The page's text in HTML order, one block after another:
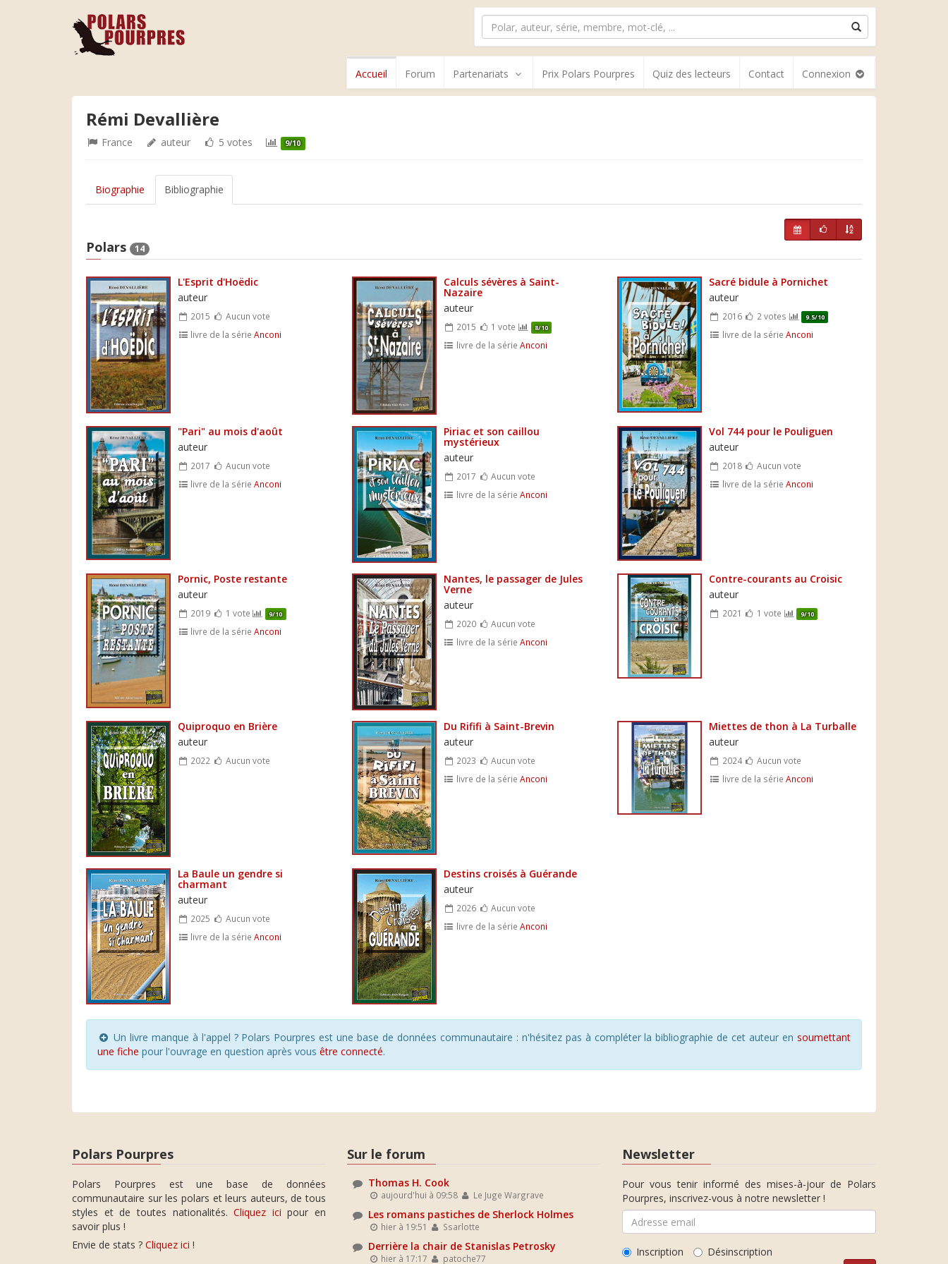
Accueil Forum Partenariats Prix Polars Pourpres Quiz des lecteurs Contact Connexion
Rémi Devallière
France auteur 5 votes 9/10
Biographie Bibliographie
Polars 14
L'Esprit d'Hoëdic
auteur
2015
Aucun vote
livre de la sérieAnconi
Calculs sévères à Saint-
Nazaire
auteur
2015 1 vote 8/10
livre de la série Anconi
Sacré bidule à Pornichet
auteur
2016 2 votes 9.5/10
livre de la série Anconi
"Pari" au mois d'août
auteur
2017
Aucun vote
livre de la sérieAnconi
Piriac et son caillou
mystérieux
auteur
2017
Aucun vote
livre de la série Anconi
Vol 744 pour le Pouliguen
auteur
2018
Aucun vote
livre de la série Anconi
Pornic, Poste restante
auteur
2019 1 vote 9/10
livre de la sérieAnconi
Nantes, le passager de Jules
Verne
auteur
2020
Aucun vote
livre de la série Anconi
Contre-courants au Croisic
auteur
2021 1 vote 9/10
Quiproquo en Brière
auteur
2022 Aucun vote
Du Rififi à Saint-Brevin
auteur
2023
Aucun vote
livre de la série Anconi
Miettes de thon à La Turballe
auteur
2024
Aucun vote
livre de la série Anconi
La Baule un gendre si
charmant
auteur
2025
Aucun vote
livre de la sérieAnconi
Destins croisés à Guérande
auteur
2026
Aucun vote
livre de la série Anconi
Un livre manque à l'appel ? Polars Pourpres est une base de données communautaire : n'hésitez pas à compléter la bibliographie de cet auteur en soumettant
une fiche pour l'ouvrage en question après vous être connecté.
Polars Pourpres
Polars Pourpres est une base de données
communautaire sur les polars et leurs auteurs, de tous
styles et de toutes nationalités.Cliquez ici pour en
savoir plus !
Envie de stats ? Cliquez ici !
Sur le forum
Thomas H. Cook
aujourd'hui à 09:58 Le Juge Wargrave
Les romans pastiches de Sherlock Holmes
hier à 19:51 Ssarlotte
Derrière la chair de Stanislas Petrosky
hier à 17:17 patoche77
Newsletter
Pour vous tenir informé des mises-à-jour de Polars
Pourpres, inscrivez-vous à notre newsletter !
Inscription Désinscription